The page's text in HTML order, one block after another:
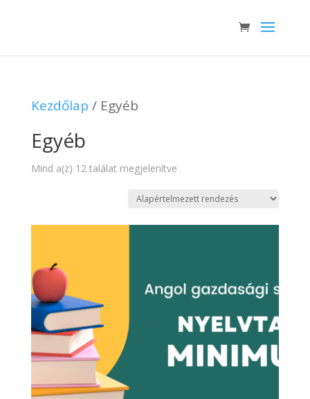
Kezdőlap / Egyéb
Egyéb
Mind a(z) 12 találat megjelenítve